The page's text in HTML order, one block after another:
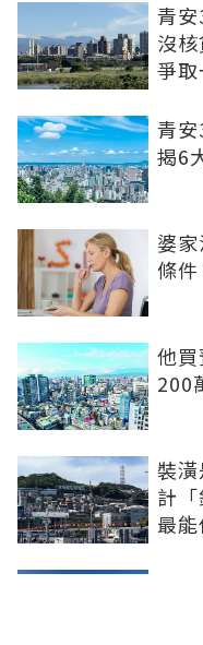
青安
沒
爭
青
揭6
婆
條
他
200
裝
計
最